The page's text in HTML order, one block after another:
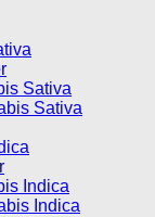
Sativa
Sativa
Indica
Indica